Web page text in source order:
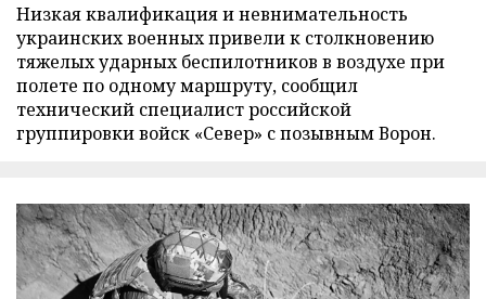
Низкая квалификация и невнимательность
украинских военных привели к столкновению
тяжелых ударных беспилотников в воздухе при
полете по одному маршруту, сообщил
технический специалист российской
группировки войск «Север» с позывным Ворон.